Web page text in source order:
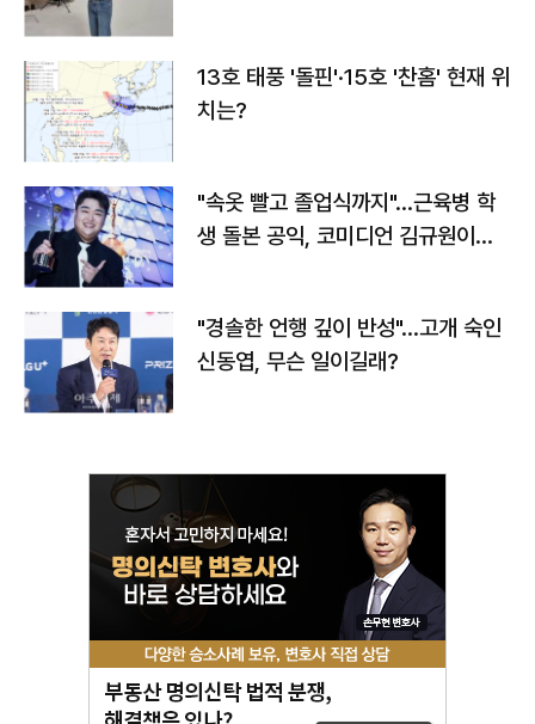
13호 태풍 '돌핀'·15호 '찬홈' 현재 위
치는?
"속옷 빨고 졸업식까지"…근육병 학
생 돌본 공익, 코미디언 김규원이었
"경솔한 언행 깊이 반성"…고개 숙인
신동엽, 무슨 일이길래?